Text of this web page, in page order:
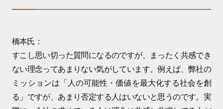
橋本氏：
すこし思い切った質問になるのですが、まったく共感でき
ない理念ってあまりない気がしています。例えば、弊社の
ミッションは「人の可能性・価値を最大化する社会を創
る」ですが、あまり否定する人はいないと思うのです。実